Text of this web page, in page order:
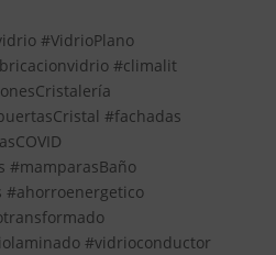
#VidrioPlano
#climalit
#fachadas
#mamparasBaño
#ahorroenergetico
#vidrioconductor